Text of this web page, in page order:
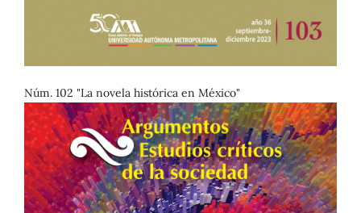
Núm. 102 "La novela histórica en México"